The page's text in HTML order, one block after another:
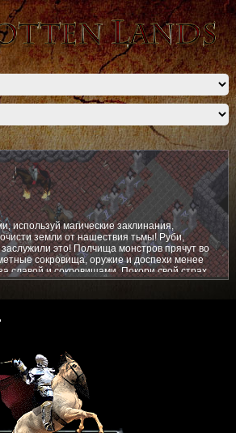
используй магические заклинания,
земли от нашествия тьмы! Руби,
это! Полчища монстров прячут во
сокровища, оружие и доспехи менее
славой и сокровищами. Покори свой страх,